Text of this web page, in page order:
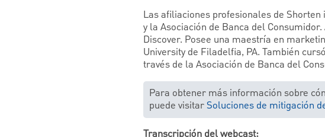
Las afiliaciones profesionales de
y la Asociación de Banca del
Discover. Posee una maestría en
University de Filadelfia, PA. También
través de la Asociación de Banca del
Para obtener más información sobre
puede visitarSoluciones de mitigación
Transcripción del webcast: